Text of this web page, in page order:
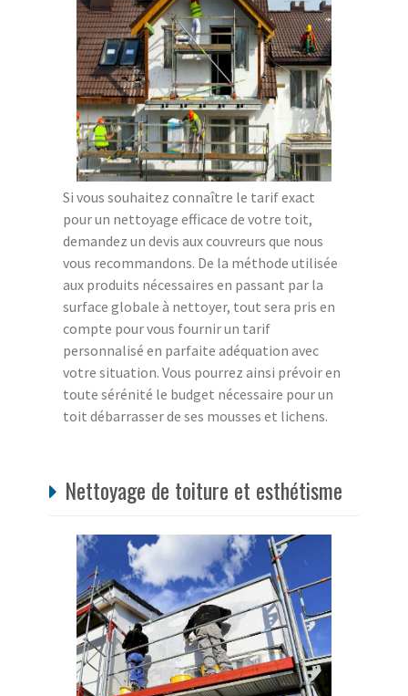
Si vous souhaitez connaître le tarif exact
pour un nettoyage efficace de votre toit,
demandez un devis aux couvreurs que nous
vous recommandons. De la méthode utilisée
aux produits nécessaires en passant par la
surface globale à nettoyer, tout sera pris en
compte pour vous fournir un tarif
personnalisé en parfaite adéquation avec
votre situation. Vous pourrez ainsi prévoir en
toute sérénité le budget nécessaire pour un
toit débarrasser de ses mousses et lichens.
Nettoyage de toiture et esthétisme